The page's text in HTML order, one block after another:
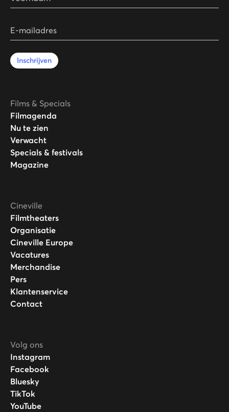
E-mailadres
Inschrijven
Films & Specials
Filmagenda
Nu te zien
Verwacht
Specials & festivals
Magazine
Cineville
Filmtheaters
Organisatie
Cineville Europe
Vacatures
Merchandise
Pers
Klantenservice
Contact
Volg ons
Instagram
Facebook
Bluesky
TikTok
YouTube